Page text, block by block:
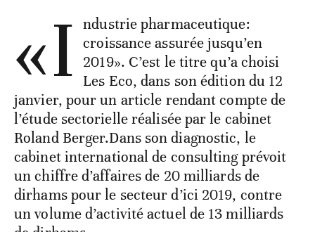
«I ndustrie pharmaceutique:
croissance assurée jusqu’en
2019». C’est le titre qu’a choisi
Les Eco, dans son édition du 12
janvier, pour un article rendant compte de
l’étude sectorielle réalisée par le cabinet
Roland Berger.Dans son diagnostic, le
cabinet international de consulting prévoit
un chiffre d’affaires de 20 milliards de
dirhams pour le secteur d’ici 2019, contre
un volume d’activité actuel de 13 milliards